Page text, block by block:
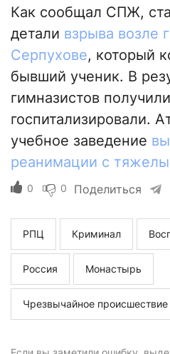
Как сообщал СПЖ,
детали взрыва возле
Серпухове, который
бывший ученик. В
гимназистов
госпитализировали.
учебное заведение
реанимации с
0 0 Поделиться
РПЦ Криминал
Россия Монастырь
Чрезвычайное происшествие